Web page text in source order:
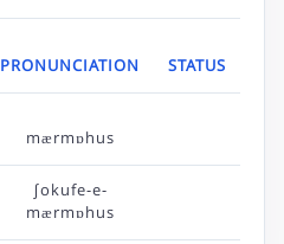
PRONUNCIATION STATUS
mærmɒhus
∫okufe-e-
mærmɒhus